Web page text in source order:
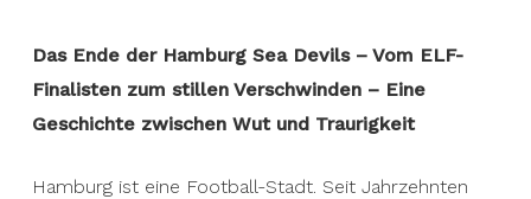
Das Ende der Hamburg Sea Devils – Vom ELF-
Finalisten zum stillen Verschwinden – Eine
Geschichte zwischen Wut und Traurigkeit
Hamburg ist eine Football-Stadt. Seit Jahrzehnten